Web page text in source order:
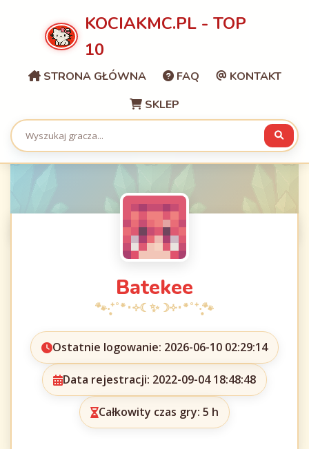
KOCIAKMC.PL - TOP
10
STRONA GŁÓWNA FAQ
KONTAKT
SKLEP
Batekee
Ostatnie logowanie: 2026-06-10 02:29:14
Data rejestracji: 2022-09-04 18:48:48
Całkowity czas gry: 5 h